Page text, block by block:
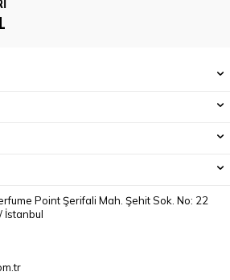
Point Şerifali Mah. Şehit Sok. No: 22
İstanbul